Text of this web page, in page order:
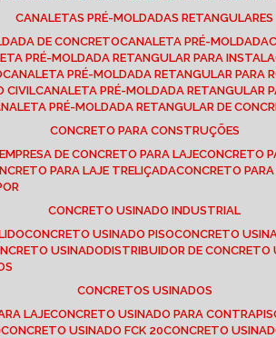
CANALETAS PRÉ-MOLDADAS RETANGULARES
DE CONCRETO CANALETA PRÉ-MOLDADA
PRÉ-MOLDADA RETANGULAR PARA
CANALETA PRÉ-MOLDADA RETANGULAR PARA
CIVIL CANALETA PRÉ-MOLDADA RETANGULAR
PRÉ-MOLDADA RETANGULAR DE
CONCRETO PARA CONSTRUÇÕES
EMPRESA DE CONCRETO PARA LAJE CONCRETO
PARA LAJE TRELIÇADA CONCRETO
CONCRETO USINADO INDUSTRIAL
CONCRETO USINADO PISO CONCRETO
USINADO DISTRIBUIDOR DE
CONCRETOS USINADOS
LAJE CONCRETO USINADO PARA
CONCRETO USINADO FCK 20 CONCRETO